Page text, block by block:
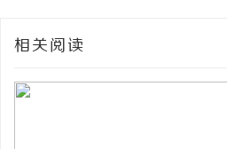
相关阅读